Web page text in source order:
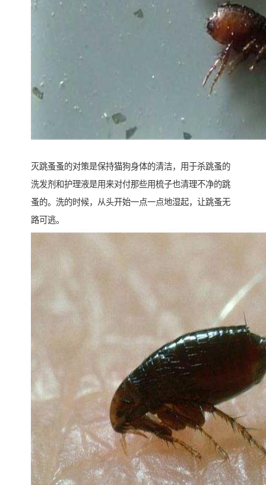
灭跳蚤蚤的对策是保持猫狗身体的清洁，用于杀跳蚤的
洗发剂和护理液是用来对付那些用梳子也清理不净的跳
蚤的。洗的时候，从头开始一点一点地湿起，让跳蚤无
路可逃。